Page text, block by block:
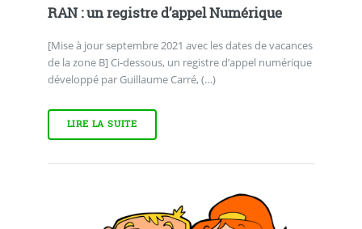
RAN : un registre d’appel Numérique
[Mise à jour septembre 2021 avec les dates de vacances
de la zone B] Ci-dessous, un registre d’appel numérique
développé par Guillaume Carré, (…)
LIRE LA SUITE